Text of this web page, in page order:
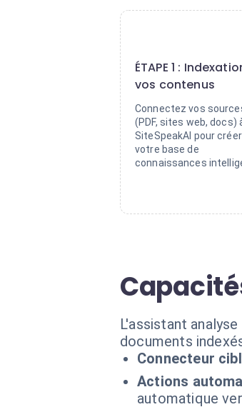
ÉTAPE 1 :
vos contenus
Connectez vos
(PDF, sites web, docs)
SiteSpeakAI pour créer
votre base de
connaissances
L'assistant
documents
Connecteur
Actions
automatique